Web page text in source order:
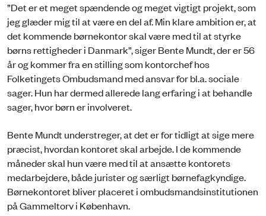
”Det er et meget spændende og meget vigtigt projekt, som
jeg glæder mig til at være en del af. Min klare ambition er, at
det kommende børnekontor skal være med til at styrke
børns rettigheder i Danmark”, siger Bente Mundt, der er 56
år og kommer fra en stilling som kontorchef hos
Folketingets Ombudsmand med ansvar for bl.a. sociale
sager. Hun har dermed allerede lang erfaring i at behandle
sager, hvor børn er involveret.
Bente Mundt understreger, at det er for tidligt at sige mere
præcist, hvordan kontoret skal arbejde. I de kommende
måneder skal hun være med til at ansætte kontorets
medarbejdere, både jurister og særligt børnefagkyndige.
Børnekontoret bliver placeret i ombudsmandsinstitutionen
på Gammeltorv i København.